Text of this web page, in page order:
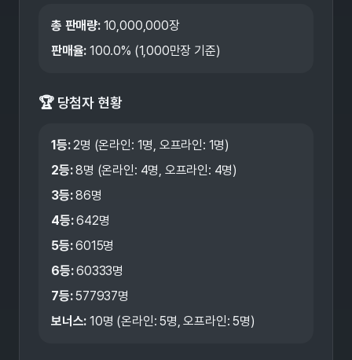
총 판매량: 10,000,000장
판매율: 100.0% (1,000만장 기준)
🏆 당첨자 현황
1등: 2명 (온라인: 1명, 오프라인: 1명)
2등: 8명 (온라인: 4명, 오프라인: 4명)
3등: 86명
4등: 642명
5등: 6015명
6등: 60333명
7등: 577937명
보너스: 10명 (온라인:5명, 오프라인:5명)